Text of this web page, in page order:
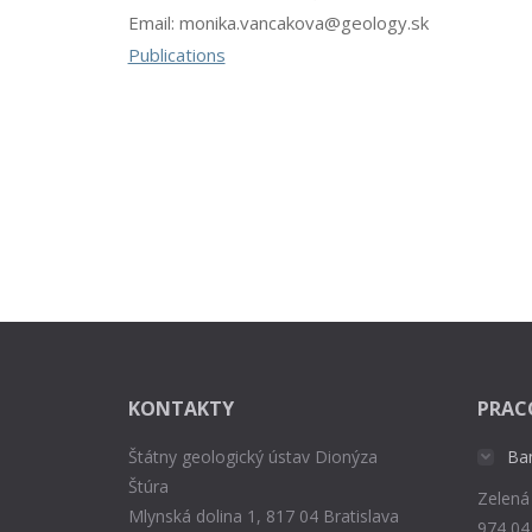
Email: monika.vancakova@geology.sk
Publications
KONTAKTY
Štátny geologický ústav Dionýza
Štúra
Mlynská dolina 1, 817 04 Bratislava